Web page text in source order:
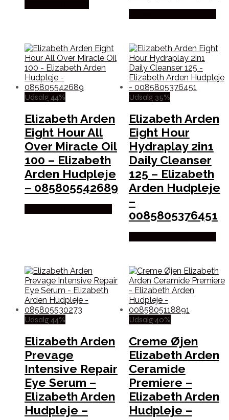
Udsalg 44%
Elizabeth Arden
Eight Hour All
Over Miracle Oil
100 – Elizabeth
Arden Hudpleje
– 085805542689
Udsalg 35%
Elizabeth Arden
Eight Hour
Hydraplay 2in1
Daily Cleanser
125 – Elizabeth
Arden Hudpleje
–
0085805376451
Udsalg 44%
Elizabeth Arden
Prevage
Intensive Repair
Eye Serum –
Elizabeth Arden
Hudpleje –
Udsalg 40%
Creme Øjen
Elizabeth Arden
Ceramide
Premiere –
Elizabeth Arden
Hudpleje –